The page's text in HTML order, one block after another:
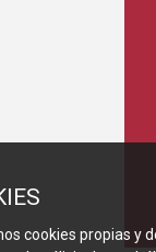
cookies propias y